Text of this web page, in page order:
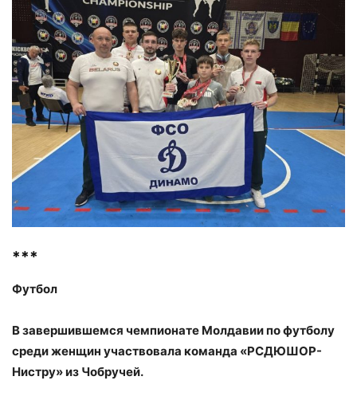
***
Футбол
В завершившемся чемпионате Молдавии по футболу
среди женщин участвовала команда «РСДЮШОР-
Нистру» из Чобручей.